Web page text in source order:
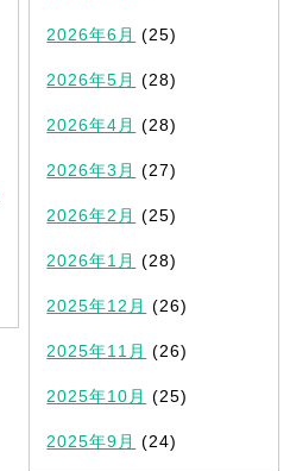
2026年6月 (25)
2026年5月 (28)
2026年4月 (28)
2026年3月 (27)
2026年2月 (25)
2026年1月 (28)
2025年12月 (26)
2025年11月 (26)
2025年10月 (25)
2025年9月 (24)